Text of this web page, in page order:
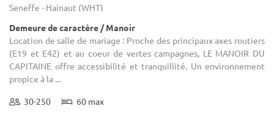
Seneffe - Hainaut (WHT)
Demeure de caractère / Manoir
Location de salle de mariage : Proche des principaux axes routiers
(E19 et E42) et au coeur de vertes campagnes, LE MANOIR DU
CAPITAINE offre accessibilité et tranquillité. Un environnement
propice à la ...
30-250 60 max